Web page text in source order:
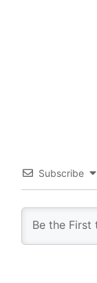
Subscribe